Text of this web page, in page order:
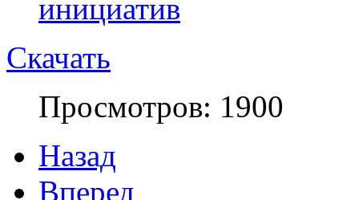
инициатив
Скачать
Просмотров: 1900
Назад
Вперед